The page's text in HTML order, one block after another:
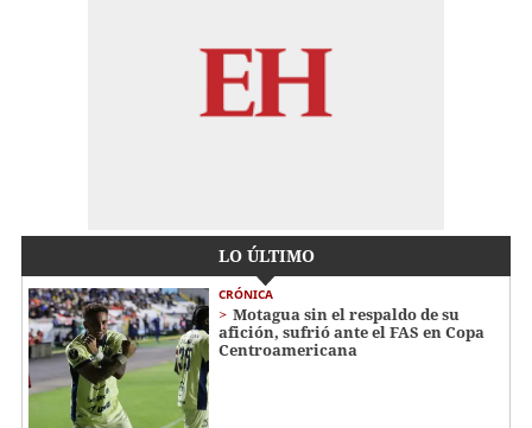
LO ÚLTIMO
CRÓNICA
Motagua sin el respaldo de su
afición, sufrió ante el FAS en Copa
Centroamericana